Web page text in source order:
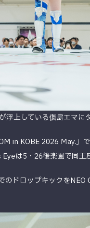
上している儛島エマに
in KOBE 2026 May.」
は5・26後楽園で同王
ドロップキックを